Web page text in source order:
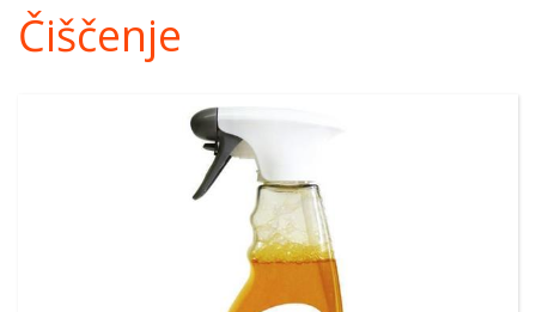
Čiščenje